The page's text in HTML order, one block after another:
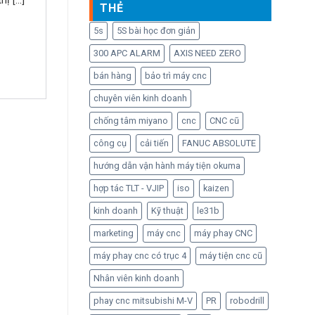
THẺ
5s 5S bài học đơn giản
300 APC ALARM AXIS NEED ZERO
bán hàng bảo trì máy cnc
chuyên viên kinh doanh
chống tâm miyano cnc CNC cũ
công cụ cải tiến FANUC ABSOLUTE
hướng dẫn vận hành máy tiện okuma
hợp tác TLT - VJIP iso kaizen
kinh doanh Kỹ thuật le31b
marketing máy cnc máy phay CNC
máy phay cnc có trục 4 máy tiện cnc cũ
Nhân viên kinh doanh
phay cnc mitsubishi M-V PR robodrill